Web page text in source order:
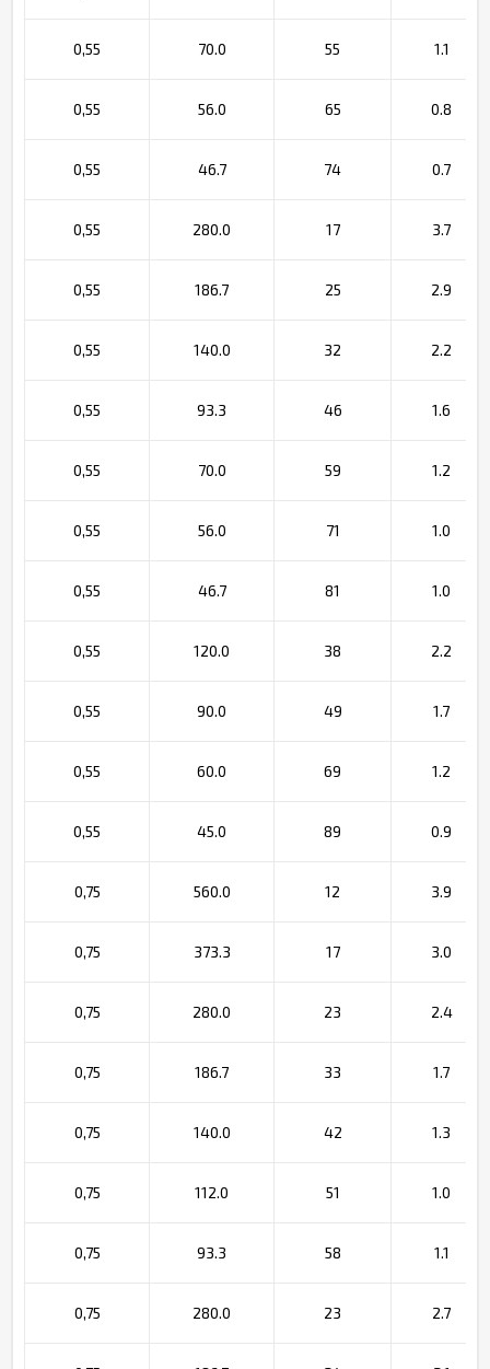
0,55 70.0 55 1.1
0,55 56.0 65 0.8
0,55 46.7 74 0.7
0,55 280.0 17 3.7
0,55 186.7 25 2.9
0,55 140.0 32 2.2
0,55 93.3 46 1.6
0,55 70.0 59 1.2
0,55 56.0 71 1.0
0,55 46.7 81 1.0
0,55 120.0 38 2.2
0,55 90.0 49 1.7
0,55 60.0 69 1.2
0,55 45.0 89 0.9
0,75 560.0 12 3.9
0,75 373.3 17 3.0
0,75 280.0 23 2.4
0,75 186.7 33 1.7
0,75 140.0 42 1.3
0,75 112.0 51 1.0
0,75 93.3 58 1.1
0,75 280.0 23 2.7